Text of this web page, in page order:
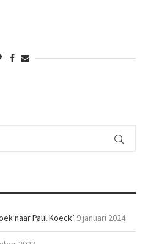
naar Paul Koeck’ 9 januari 2024